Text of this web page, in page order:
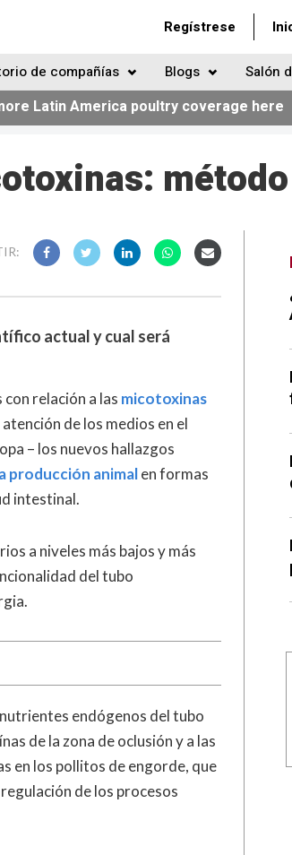
Regístrese
de compañías Blogs Salón
Latin America poultry coverage here
actual y cual será
relación a las micotoxinas
de los medios en el
– los nuevos hallazgos
producción animalen formas
intestinal.
a niveles más bajos y más
del tubo
endógenos del tubo
de la zona de oclusión y a las
en los pollitos de engorde, que
de los procesos